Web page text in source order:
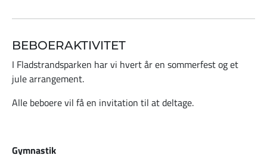
BEBOERAKTIVITET
I Fladstrandsparken har vi hvert år en sommerfest og et
jule arrangement.
Alle beboere vil få en invitation til at deltage.
Gymnastik